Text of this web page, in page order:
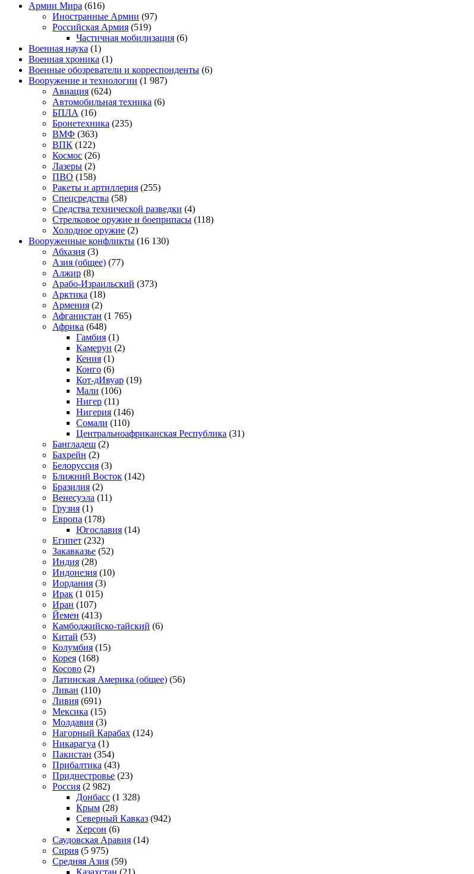
Армии Мира (616)
Иностранные Армии (97)
Российская Армия (519)
Частичная мобилизация (6)
Военная наука (1)
Военная хроника (1)
Военные обозреватели и корреспонденты (6)
Вооружение и технологии (1 987)
Авиация (624)
Автомобильная техника (6)
БПЛА (16)
Бронетехника (235)
ВМФ (363)
ВПК (122)
Космос (26)
Лазеры (2)
ПВО (158)
Ракеты и артиллерия (255)
Спецсредства (58)
Средства технической разведки (4)
Стрелковое оружие и боеприпасы (118)
Холодное оружие (2)
Вооруженные конфликты (16 130)
Абхазия (3)
Азия (общее) (77)
Алжир (8)
Арабо-Израильский (373)
Арктика (18)
Армения (2)
Афганистан (1 765)
Африка (648)
Гамбия (1)
Камерун (2)
Кения (1)
Конго (6)
Кот-дИвуар (19)
Мали (106)
Нигер (11)
Нигерия (146)
Сомали (110)
Центральноафриканская Республика (31)
Бангладеш (2)
Бахрейн (2)
Белоруссия (3)
Ближний Восток (142)
Бразилия (2)
Венесуэла (11)
Грузия (1)
Европа (178)
Югославия (14)
Египет (232)
Закавказье (52)
Индия (28)
Индонезия (10)
Иордания (3)
Ирак (1 015)
Иран (107)
Йемен (413)
Камбоджийско-тайский (6)
Китай (53)
Колумбия (15)
Корея (168)
Косово (2)
Латинская Америка (общее) (56)
Ливан (110)
Ливия (691)
Мексика (15)
Молдавия (3)
Нагорный Карабах (124)
Никарагуа (1)
Пакистан (354)
Прибалтика (43)
Приднестровье (23)
Россия (2 982)
Донбасс (1 328)
Крым (28)
Северный Кавказ (942)
Херсон (6)
Саудовская Аравия (14)
Сирия (5 975)
Средняя Азия (59)